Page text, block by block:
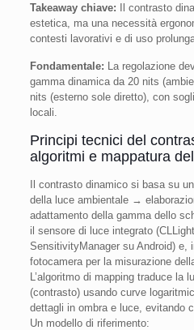
Takeaway chiave: Il contrasto
estetica, ma una necessità
contesti lavorativi e di uso
Fondamentale: La regolazione
gamma dinamica da 20 nits
nits (esterno sole diretto), con
locali.
Principi tecnici del
algoritmi e mappatura
Il contrasto dinamico si basa su
della luce ambientale →
adattamento della gamma dello
il sensore di luce integrato
SensitivityManager su Android) e,
fotocamera per la misurazione
L’algoritmo di mapping traduce la
(contrasto) usando curve
dettagli in ombra e luce, evitando
Un modello di riferimento: